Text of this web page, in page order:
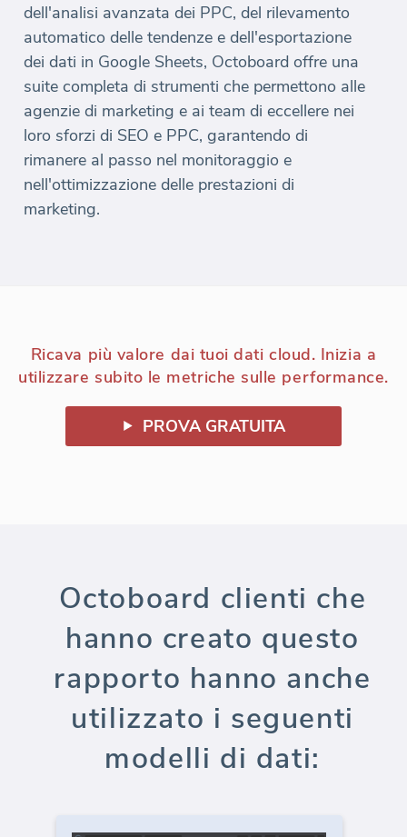
dell'analisi avanzata dei PPC, del rilevamento
automatico delle tendenze e dell'esportazione
dei dati in Google Sheets, Octoboard offre una
suite completa di strumenti che permettono alle
agenzie di marketing e ai team di eccellere nei
loro sforzi di SEO e PPC, garantendo di
rimanere al passo nel monitoraggio e
nell'ottimizzazione delle prestazioni di
marketing.
Ricava più valore dai tuoi dati cloud. Inizia a
utilizzare subito le metriche sulle performance.
PROVA GRATUITA
Octoboard clienti che
hanno creato questo
rapporto hanno anche
utilizzato i seguenti
modelli di dati: